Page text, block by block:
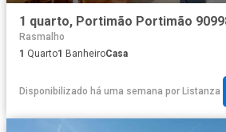
1 quarto, Portimão Portimão
Rasmalho
1 Quarto1 BanheiroCasa
Disponibilizado há uma semana por Listanza